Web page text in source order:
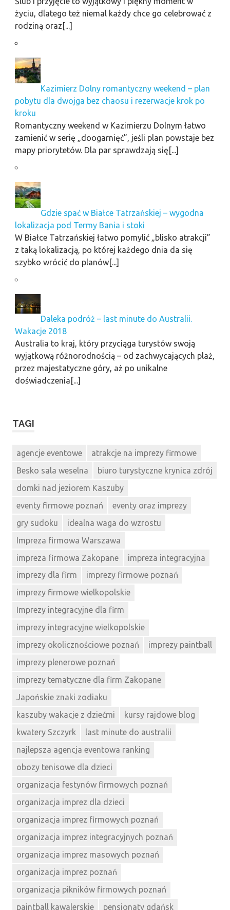
życiu, dlatego też niemal każdy chce go celebrować z
rodziną oraz[...]
Kazimierz Dolny romantyczny weekend – plan
pobytu dla dwojga bez chaosu i rezerwacje krok po
kroku
Romantyczny weekend w Kazimierzu Dolnym łatwo
zamienić w serię „doogarnięć”, jeśli plan powstaje bez
mapy priorytetów. Dla par sprawdzają się[...]
Gdzie spać w Białce Tatrzańskiej – wygodna
lokalizacja pod Termy Bania i stoki
W Białce Tatrzańskiej łatwo pomylić „blisko atrakcji”
z taką lokalizacją, po której każdego dnia da się
szybko wrócić do planów[...]
Daleka podróż – last minute do Australii.
Wakacje 2018
Australia to kraj, który przyciąga turystów swoją
wyjątkową różnorodnością – od zachwycających plaż,
przez majestatyczne góry, aż po unikalne
doświadczenia[...]
TAGI
agencje eventowe
atrakcje na imprezy firmowe
Besko sala weselna
biuro turystyczne krynica zdrój
domki nad jeziorem Kaszuby
eventy firmowe poznań
eventy oraz imprezy
gry sudoku
idealna waga do wzrostu
Impreza firmowa Warszawa
impreza firmowa Zakopane
impreza integracyjna
imprezy dla firm
imprezy firmowe poznań
imprezy firmowe wielkopolskie
Imprezy integracyjne dla firm
imprezy integracyjne wielkopolskie
imprezy okolicznościowe poznań
imprezy paintball
imprezy plenerowe poznań
imprezy tematyczne dla firm Zakopane
Japońskie znaki zodiaku
kaszuby wakacje z dziećmi
kursy rajdowe blog
kwatery Szczyrk
last minute do australii
najlepsza agencja eventowa ranking
obozy tenisowe dla dzieci
organizacja festynów firmowych poznań
organizacja imprez dla dzieci
organizacja imprez firmowych poznań
organizacja imprez integracyjnych poznań
organizacja imprez masowych poznań
organizacja imprez poznań
organizacja pikników firmowych poznań
paintball kawalerskie
pensjonaty gdańsk